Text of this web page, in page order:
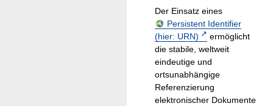
Der Einsatz eines
Persistent Identifier
(hier: URN)
ermöglicht
die stabile, weltweit
eindeutige und
ortsunabhängige
Referenzierung
elektronischer Dokumente